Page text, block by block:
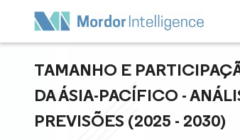
TAMANHO E
DA ÁSIA-PACÍFICO -
PREVISÕES (2025 - 2030)